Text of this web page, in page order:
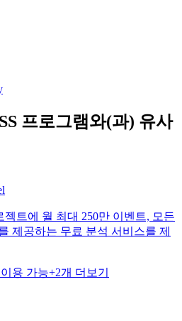
프로그램와(과) 유사
젝트에 월 최대 250만 이벤트, 모든
제공하는 무료 분석 서비스를 제
용 가능+2개 더보기